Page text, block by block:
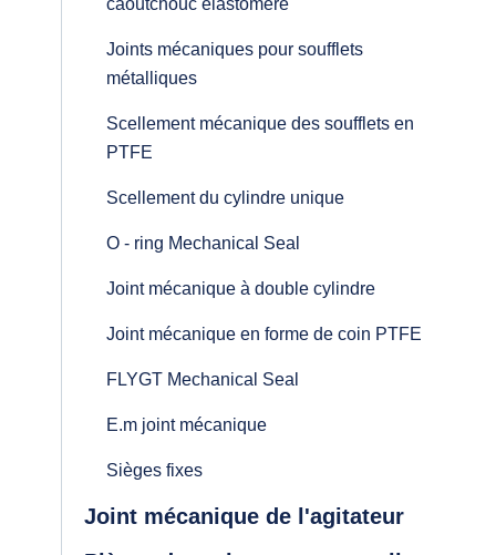
caoutchouc élastomère
Joints mécaniques pour soufflets
métalliques
Scellement mécanique des soufflets en
PTFE
Scellement du cylindre unique
O - ring Mechanical Seal
Joint mécanique à double cylindre
Joint mécanique en forme de coin PTFE
FLYGT Mechanical Seal
E.m joint mécanique
Sièges fixes
Joint mécanique de l'agitateur